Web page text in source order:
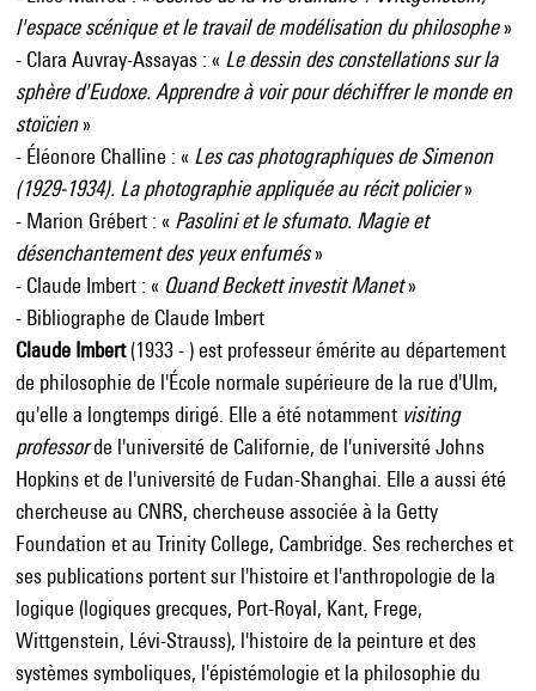
l'espace scénique et le travail de modélisation du philosophe»
- Clara Auvray-Assayas : « Le dessin des constellations sur la
sphère d'Eudoxe. Apprendre à voir pour déchiffrer le monde en
stoïcien»
- Éléonore Challine : « Les cas photographiques de Simenon
(1929-1934). La photographie appliquée au récit policier»
- Marion Grébert : « Pasolini et le sfumato. Magie et
désenchantement des yeux enfumés»
- Claude Imbert : « Quand Beckett investit Manet»
- Bibliographe de Claude Imbert
Claude Imbert(1933 - ) est professeur émérite au département
de philosophie de l'École normale supérieure de la rue d'Ulm,
qu'elle a longtemps dirigé. Elle a été notamment visiting
professorde l'université de Californie, de l'université Johns
Hopkins et de l'université de Fudan-Shanghai. Elle a aussi été
chercheuse au CNRS, chercheuse associée à la Getty
Foundation et au Trinity College, Cambridge. Ses recherches et
ses publications portent sur l'histoire et l'anthropologie de la
logique (logiques grecques, Port-Royal, Kant, Frege,
Wittgenstein, Lévi-Strauss), l'histoire de la peinture et des
systèmes symboliques, l'épistémologie et la philosophie du